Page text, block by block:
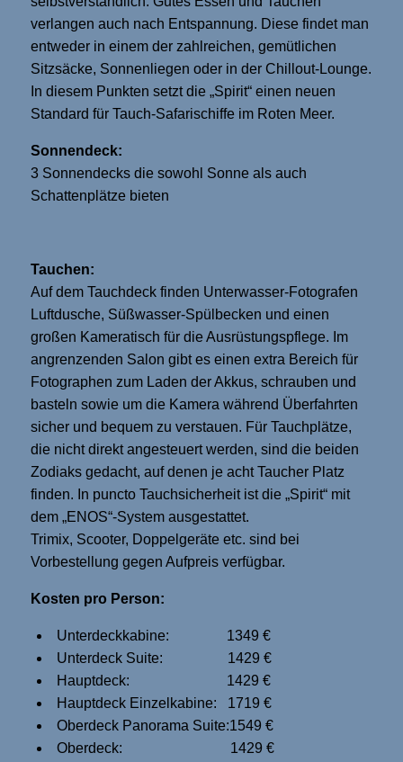
verlangen auch nach Entspannung. Diese findet man
entweder in einem der zahlreichen, gemütlichen
Sitzsäcke, Sonnenliegen oder in der Chillout-Lounge.
In diesem Punkten setzt die „Spirit“ einen neuen
Standard für Tauch-Safarischiffe im Roten Meer.
Sonnendeck:
3 Sonnendecks die sowohl Sonne als auch
Schattenplätze bieten
Tauchen:
Auf dem Tauchdeck finden Unterwasser-Fotografen
Luftdusche, Süßwasser-Spülbecken und einen
großen Kameratisch für die Ausrüstungspflege. Im
angrenzenden Salon gibt es einen extra Bereich für
Fotographen zum Laden der Akkus, schrauben und
basteln sowie um die Kamera während Überfahrten
sicher und bequem zu verstauen. Für Tauchplätze,
die nicht direkt angesteuert werden, sind die beiden
Zodiaks gedacht, auf denen je acht Taucher Platz
finden. In puncto Tauchsicherheit ist die „Spirit“ mit
dem „ENOS“-System ausgestattet.
Trimix, Scooter, Doppelgeräte etc. sind bei
Vorbestellung gegen Aufpreis verfügbar.
Kosten pro Person:
Unterdeckkabine: 1349 €
Unterdeck Suite: 1429 €
Hauptdeck: 1429 €
Hauptdeck Einzelkabine: 1719 €
Oberdeck Panorama Suite:1549 €
Oberdeck: 1429 €